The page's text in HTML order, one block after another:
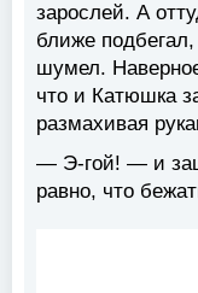
зарослей. А
ближе
шумел.
что и Катюшка
размахивая
— Э-гой! — и
равно, что